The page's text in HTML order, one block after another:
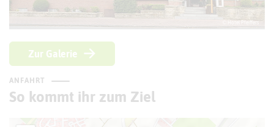
Zur Galerie
ANFAHRT
So kommt ihr zum Ziel